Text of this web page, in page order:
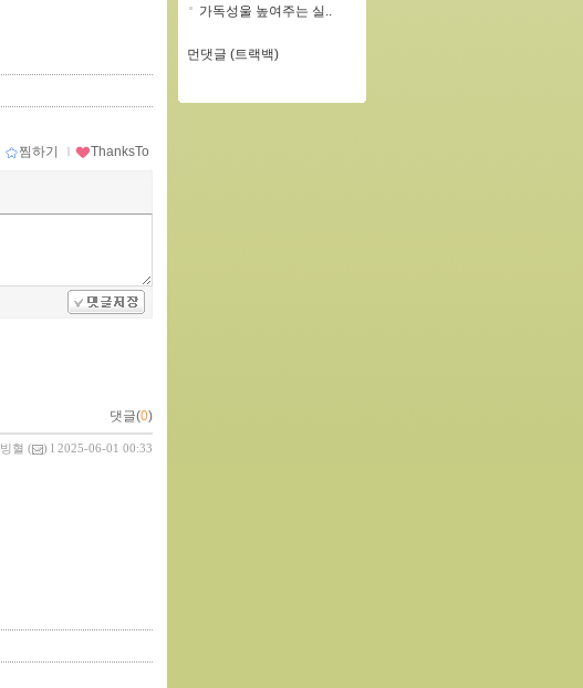
찜하기 ｌ ThanksTo
댓글(0)
빙혈 ( ) l 2025-06-01 00:33
가독성울 높여주는 실..
먼댓글 (트랙백)